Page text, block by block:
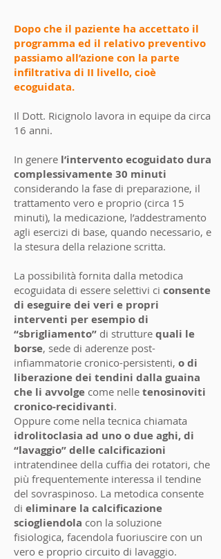
Dopo che il paziente ha accettato il
programma ed il relativo preventivo
passiamo all’azione con la parte
infiltrativa di II livello, cioè
ecoguidata.
Il Dott. Ricignolo lavora in equipe da circa
16 anni.
In genere l’intervento ecoguidato dura
complessivamente 30 minuti
considerando la fase di preparazione, il
trattamento vero e proprio (circa 15
minuti), la medicazione, l’addestramento
agli esercizi di base, quando necessario, e
la stesura della relazione scritta.
La possibilità fornita dalla metodica
ecoguidata di essere selettivi ci consente
di eseguire dei veri e propri
interventi per esempio di
“sbrigliamento” di strutture quali le
borse, sede di aderenze post-
infiammatorie cronico-persistenti, o di
liberazione dei tendini dalla guaina
che li avvolge come nelle tenosinoviti
cronico-recidivanti.
Oppure come nella tecnica chiamata
idrolitoclasia ad uno o due aghi, di
“lavaggio” delle calcificazioni
intratendinee della cuffia dei rotatori, che
più frequentemente interessa il tendine
del sovraspinoso. La metodica consente
di eliminare la calcificazione
sciogliendola con la soluzione
fisiologica, facendola fuoriuscire con un
vero e proprio circuito di lavaggio.